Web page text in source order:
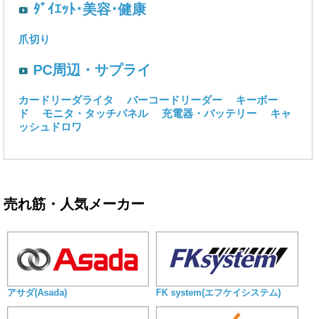
ﾀﾞｲｴｯﾄ･美容･健康
爪切り
PC周辺・サプライ
カードリーダライタ バーコードリーダー
キーボー
ド
モニタ・タッチパネル 充電器・バッテリー
キャ
ッシュドロワ
売れ筋・人気メーカー
アサダ(Asada) FK system(エフケイシステム)